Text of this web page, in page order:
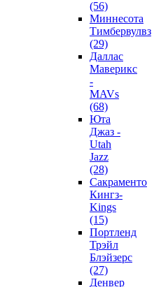
(56)
Миннесота
Тимбервулвз
(29)
Даллас
Маверикс
-
MAVs
(68)
Юта
Джаз -
Utah
Jazz
(28)
Сакраменто
Кингз-
Kings
(15)
Портленд
Трэйл
Блэйзерс
(27)
Денвер